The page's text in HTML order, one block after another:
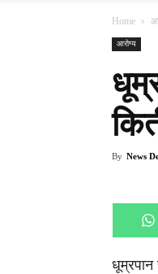
Home
आरोग्य
By News